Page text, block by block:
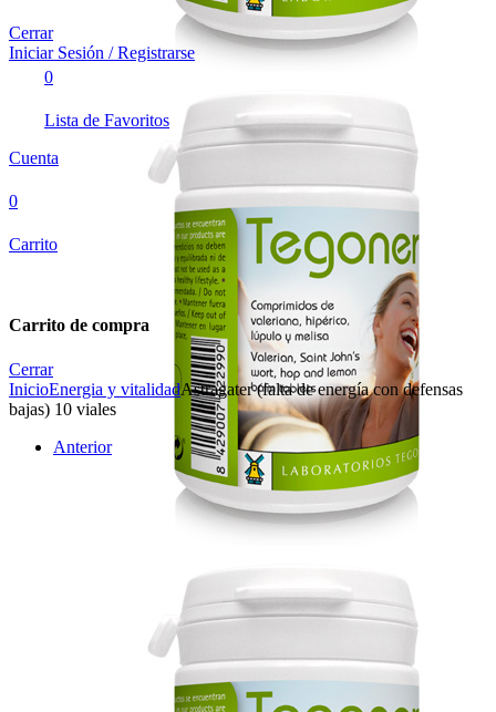
Cerrar
Iniciar Sesión / Registrarse
0
Lista de Favoritos
Cuenta
0
Carrito
Carrito de compra
Cerrar
InicioEnergia y vitalidadAstragater (falta de energía con defensas
bajas) 10 viales
Anterior